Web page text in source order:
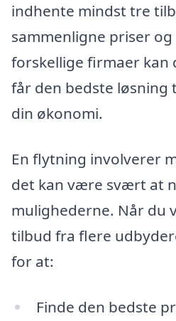
indhente mindst tre
sammenligne priser
forskellige firmaer kan
får den bedste løsning
din økonomi.
En flytning involverer
det kan være svært at
mulighederne. Når du
tilbud fra flere
for at:
Finde den bedste